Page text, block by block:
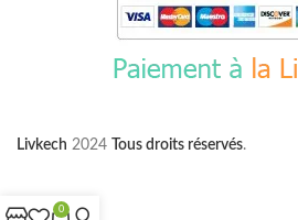
Livkech 2024 Tous droits réservés.
0